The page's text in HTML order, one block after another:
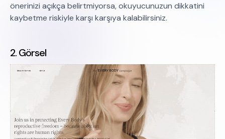
önerinizi açıkça belirtmiyorsa, okuyucunuzun dikkatini
kaybetme riskiyle karşı karşıya kalabilirsiniz.
2. Görsel